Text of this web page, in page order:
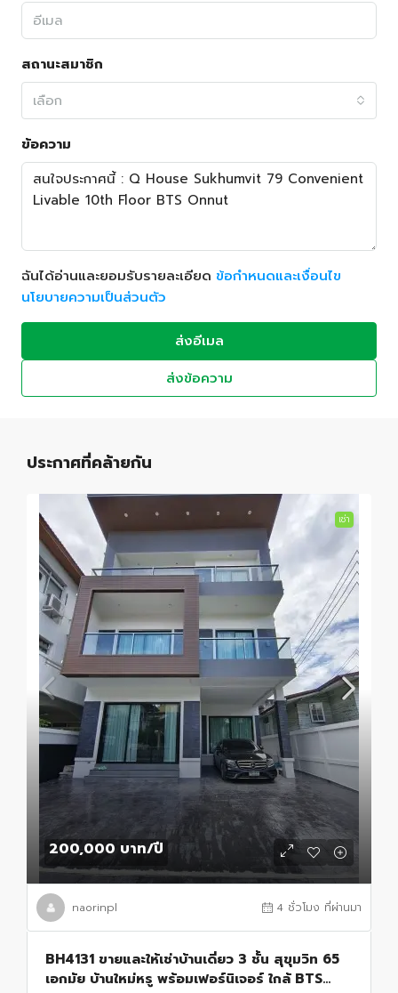
สถานะสมาชิก
เลือก
ข้อความ
ฉันได้อ่านและยอมรับรายละเอียด ข้อกำหนดและเงื่อนไข
นโยบายความเป็นส่วนตัว
ส่งอีเมล
ส่งข้อความ
ประกาศที่คล้ายกัน
เช่า
200,000 บาท/ปี
naorinpl 4 ชั่วโมง ที่ผ่านมา
BH4131 ขายและให้เช่าบ้านเดี่ยว 3 ชั้น สุขุมวิท 65
เอกมัย บ้านใหม่หรู พร้อมเฟอร์นิเจอร์ ใกล้ BTS